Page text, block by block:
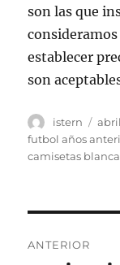
son las que
establecer
son
Autor
istern
el
futbol años
camisetas
ANTERIOR